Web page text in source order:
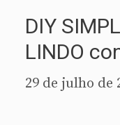
DIY
LINDO
29 de julho de